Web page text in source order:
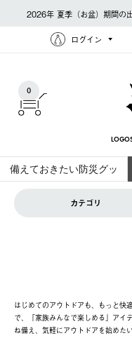
2026年 夏季（お盆）期間の
ログイン
0
カテゴリ
はじめてのアウトドアも、もっと快
で、「家族みんなで楽しめる」アイ
ね備え、気軽にアウトドアを始めた